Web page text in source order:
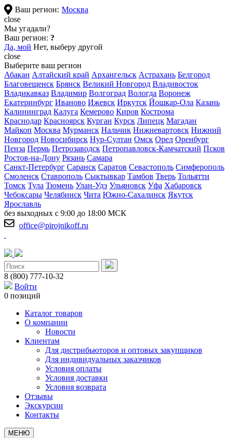
Ваш регион: Москва
close
Мы угадали?
Ваш регион: ?
Да, мой Нет, выберу другой
close
Выберите ваш регион
Абакан Алтайский край Архангельск Астрахань Белгород
Благовещенск Брянск Великий Новгород Владивосток
Владикавказ Владимир Волгоград Вологда Воронеж
Екатеринбург Иваново Ижевск Иркутск Йошкар-Ола Казань
Калининград Калуга Кемерово Киров Кострома
Краснодар Красноярск Курган Курск Липецк Магадан
Майкоп Москва Мурманск Нальчик Нижневартовск Нижний
Новгород Новосибирск Нур-Султан Омск Орел Оренбург
Пенза Пермь Петрозаводск Петропавловск-Камчатский Псков
Ростов-на-Дону Рязань Самара
Санкт-Петербург Саранск Саратов Севастополь Симферополь
Смоленск Ставрополь Сыктывкар Тамбов Тверь Тольятти
Томск Тула Тюмень Улан-Удэ Ульяновск Уфа Хабаровск
Чебоксары Челябинск Чита Южно-Сахалинск Якутск
Ярославль
без выходных с 9:00 до 18:00 МСК
office@pirojnikoff.ru
8 (800) 777-10-32
Войти
0 позиций
Каталог товаров
О компании
Новости
Клиентам
Для дистрибьюторов и оптовых закупщиков
Для индивидуальных заказчиков
Условия оплаты
Условия доставки
Условия возврата
Отзывы
Экскурсии
Контакты
МЕНЮ